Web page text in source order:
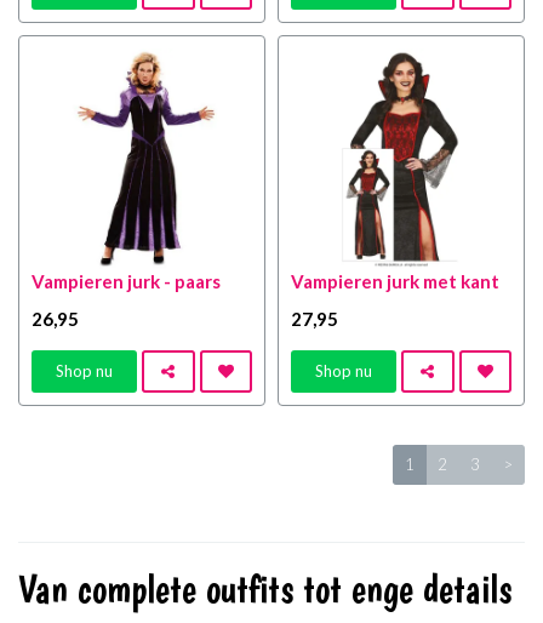
Vampieren jurk - paars
26,95
Shop nu
Vampieren jurk met kant
27,95
Shop nu
1 2 3 >
Van complete outfits tot enge details